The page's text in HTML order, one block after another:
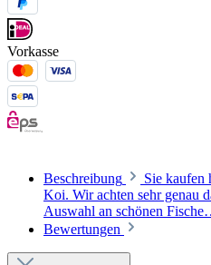
Vorkasse
Beschreibung
Sie kaufen
Koi. Wir achten sehr genau
Auswahl an schönen
Bewertungen